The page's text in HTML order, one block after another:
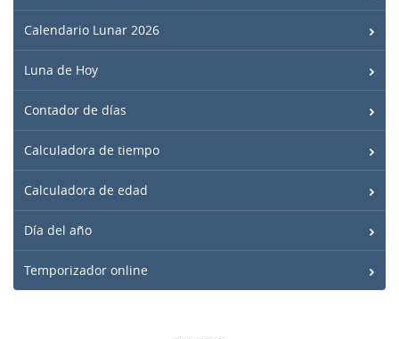
Calendario Lunar 2026
Luna de Hoy
Contador de días
Calculadora de tiempo
Calculadora de edad
Día del año
Temporizador online